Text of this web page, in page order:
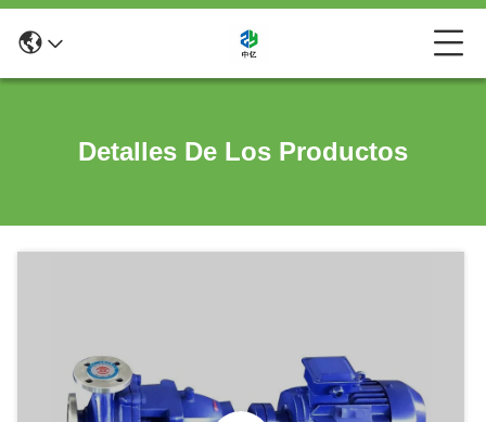
Detalles De Los Productos